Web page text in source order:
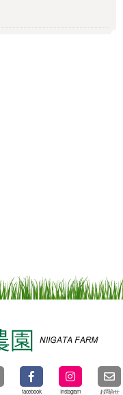
facebook Instagram お問合せ